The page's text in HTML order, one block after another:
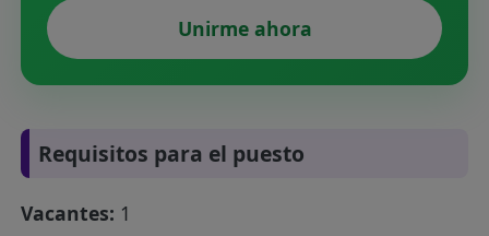
Unirme ahora
Requisitos para el puesto
Vacantes: 1